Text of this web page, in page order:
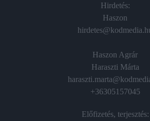
Hirdetés:
Haszon
Haszon Agrár
Haraszti Márta
+36305157045
Előfizetés, terjesztés: